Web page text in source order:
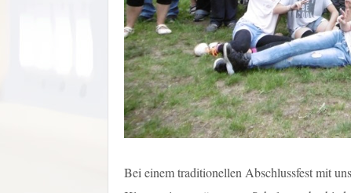
Bei einem traditionellen Abschlussfest mit